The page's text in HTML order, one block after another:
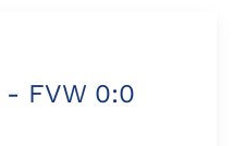
FVW 0:0